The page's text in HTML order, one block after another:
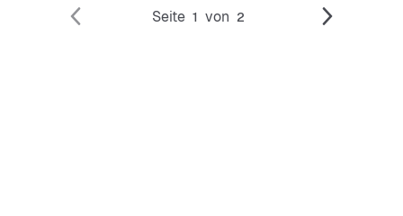
Seite 1 von 2